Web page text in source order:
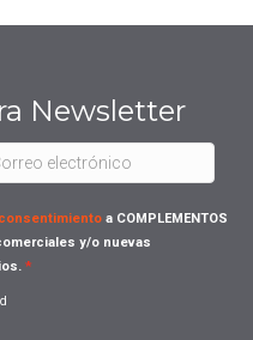
Newsletter
a COMPLEMENTOS
y/o nuevas